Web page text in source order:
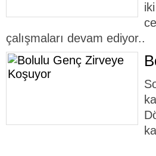
çalışmaları devam ediyor..